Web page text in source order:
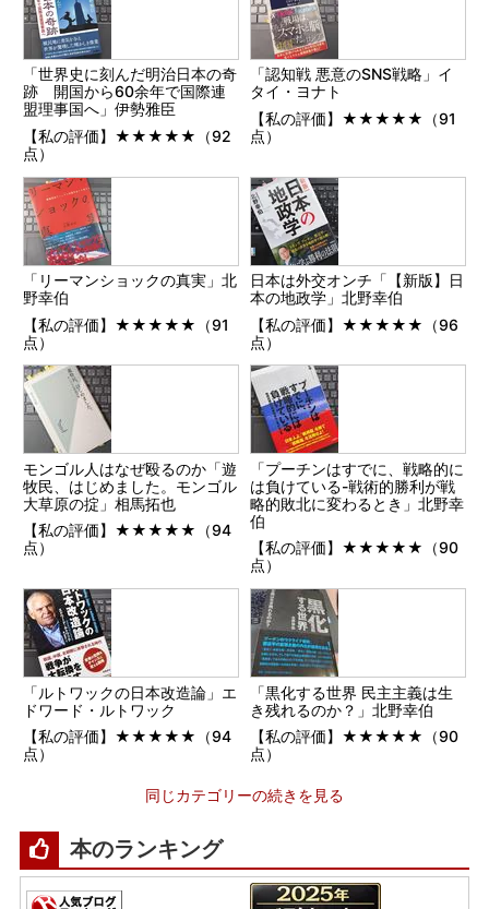
「世界史に刻んだ明治日本の奇
跡 開国から60余年で国際連
盟理事国へ」伊勢雅臣
【私の評価】★★★★★（92
点）
「認知戦 悪意のSNS戦略」イ
タイ・ヨナト
【私の評価】★★★★★（91
点）
「リーマンショックの真実」北
野幸伯
【私の評価】★★★★★（91
点）
日本は外交オンチ「【新版】日
本の地政学」北野幸伯
【私の評価】★★★★★（96
点）
モンゴル人はなぜ殴るのか「遊
牧民、はじめました。モンゴル
大草原の掟」相馬拓也
【私の評価】★★★★★（94
点）
「プーチンはすでに、戦略的に
は負けている-戦術的勝利が戦
略的敗北に変わるとき」北野幸
伯
【私の評価】★★★★★（90
点）
「ルトワックの日本改造論」エ
ドワード・ルトワック
【私の評価】★★★★★（94
点）
「黒化する世界 民主主義は生
き残れるのか？」北野幸伯
【私の評価】★★★★★（90
点）
同じカテゴリーの続きを見る
本のランキング